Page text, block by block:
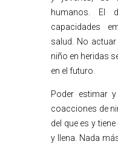
humanos. El
capacidades
salud. No
niño en heridas
en el futuro.
Poder estimar
coacciones de
del que es y
y llena. Nada